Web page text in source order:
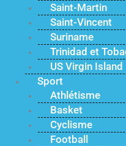
Saint-Martin
Saint-Vincent
Suriname
Trinidad et
US Virgin Island
Sport
Athlétisme
Basket
Cyclisme
Football